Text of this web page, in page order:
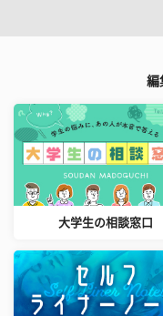
編
大学生の相談窓口